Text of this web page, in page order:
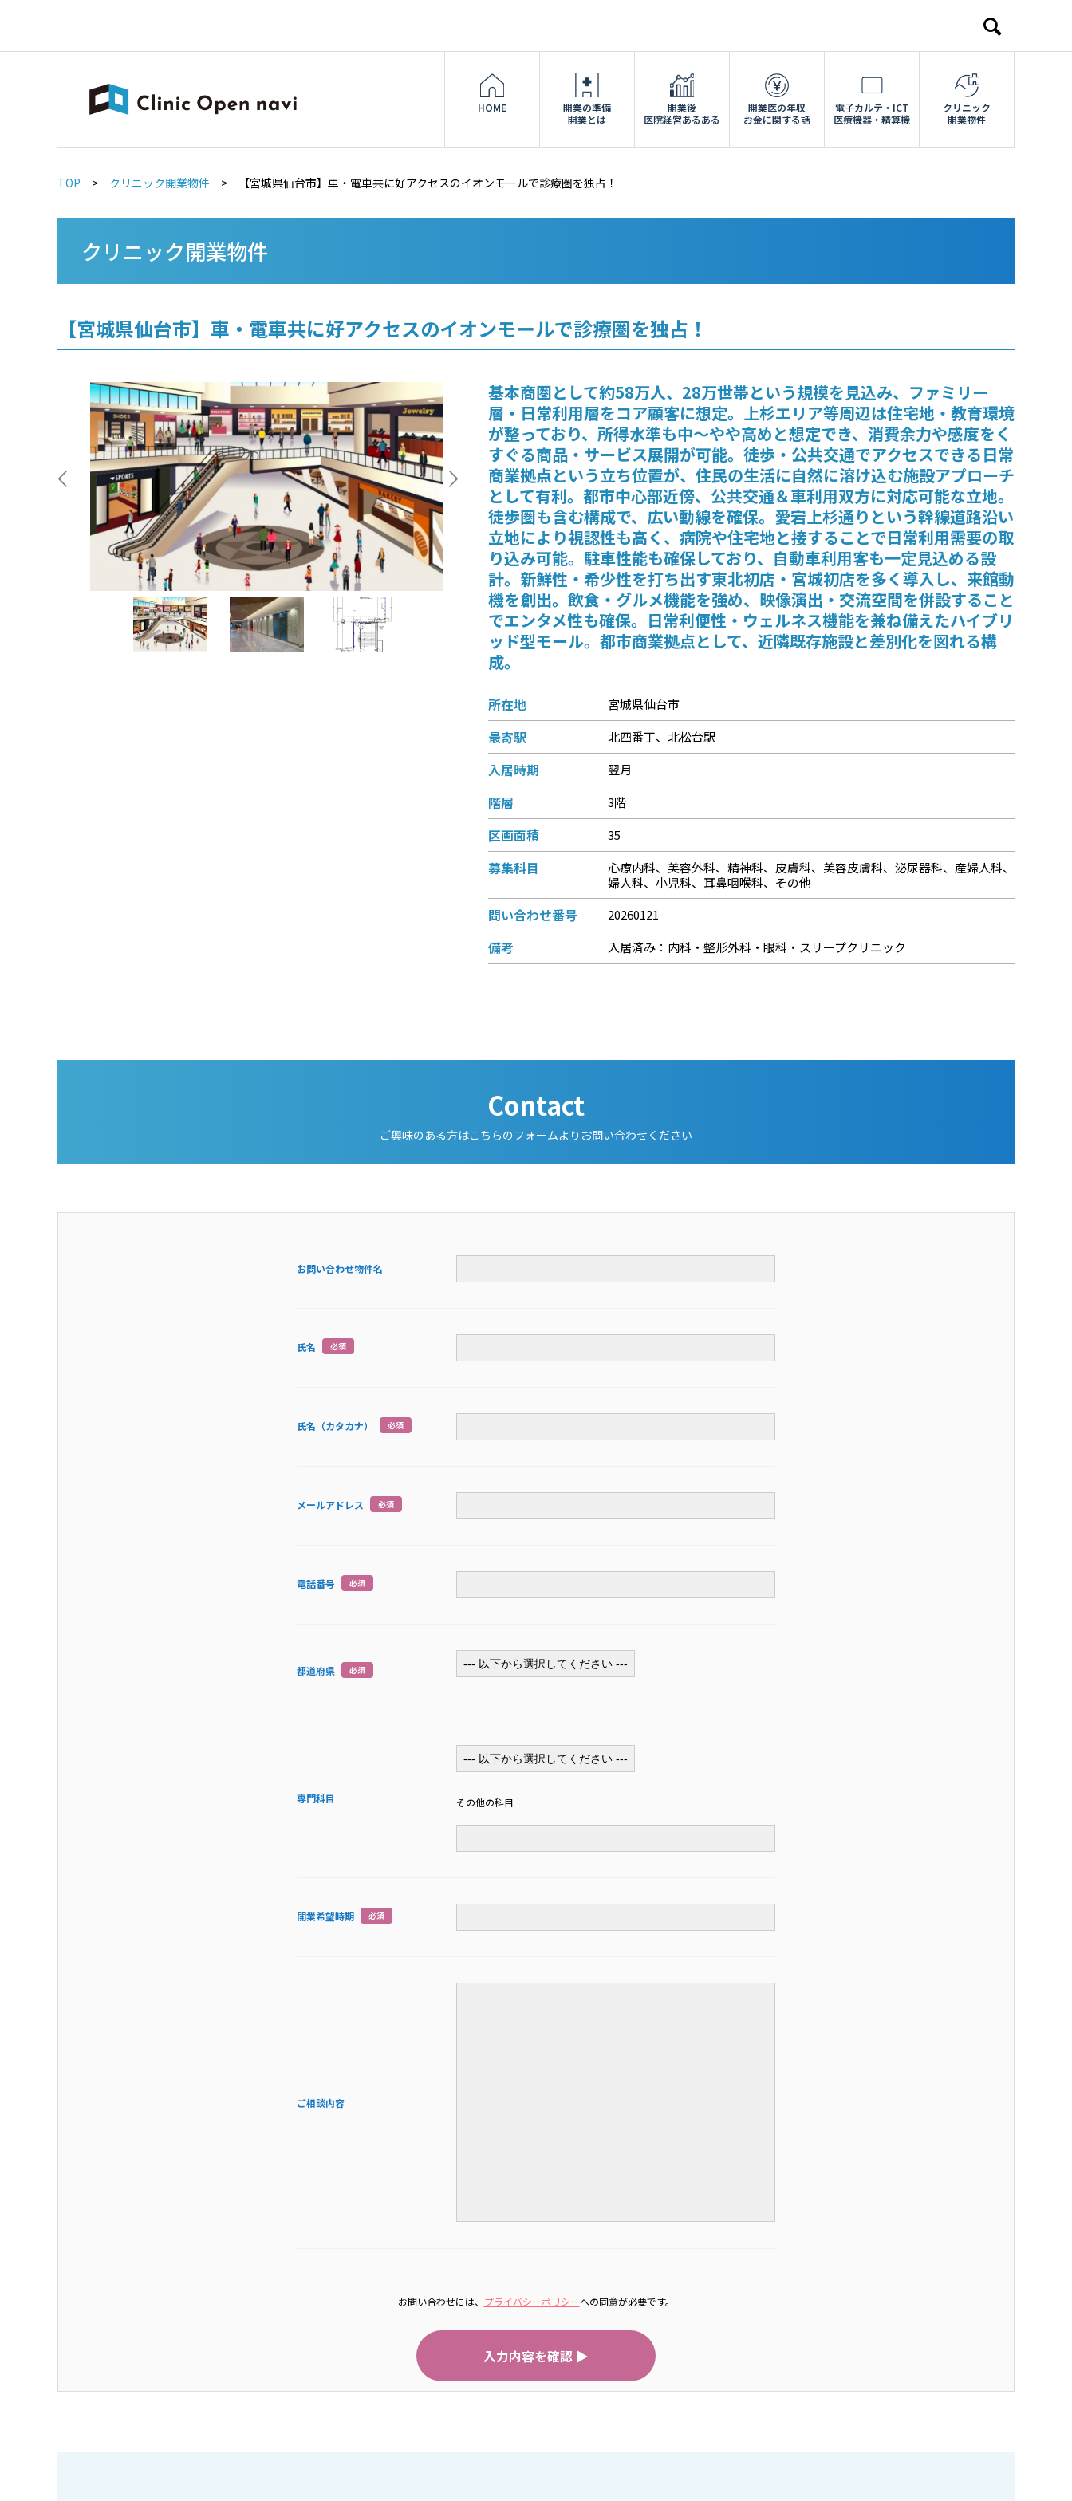
HOME
開業の準備
開業とは
開業後
医院経営あるある
開業医の年収
お金に関する話
電子カルテ・ICT
医療機器・精算機
クリニック
開業物件
TOP > クリニック開業物件 > 【宮城県仙台市】車・電車共に好アクセスのイオンモールで診療圏を独占！
クリニック開業物件
【宮城県仙台市】車・電車共に好アクセスのイオンモールで診療圏を独占！
基本商圏として約58万人、28万世帯という規模を見込み、ファミリー
層・日常利用層をコア顧客に想定。上杉エリア等周辺は住宅地・教育環境
が整っており、所得水準も中〜やや高めと想定でき、消費余力や感度をく
すぐる商品・サービス展開が可能。徒歩・公共交通でアクセスできる日常
商業拠点という立ち位置が、住民の生活に自然に溶け込む施設アプローチ
として有利。都市中心部近傍、公共交通＆車利用双方に対応可能な立地。
徒歩圏も含む構成で、広い動線を確保。愛宕上杉通りという幹線道路沿い
立地により視認性も高く、病院や住宅地と接することで日常利用需要の取
り込み可能。駐車性能も確保しており、自動車利用客も一定見込める設
計。新鮮性・希少性を打ち出す東北初店・宮城初店を多く導入し、来館動
機を創出。飲食・グルメ機能を強め、映像演出・交流空間を併設すること
でエンタメ性も確保。日常利便性・ウェルネス機能を兼ね備えたハイブリ
ッド型モール。都市商業拠点として、近隣既存施設と差別化を図れる構
成。
所在地 宮城県仙台市
最寄駅 北四番丁、北松台駅
入居時期 翌月
階層 3階
区画面積 35
募集科目
心療内科、美容外科、精神科、皮膚科、美容皮膚科、泌尿器科、産婦人科、
婦人科、小児科、耳鼻咽喉科、その他
問い合わせ番号 20260121
備考 入居済み：内科・整形外科・眼科・スリープクリニック
Contact
ご興味のある方はこちらのフォームより お問い合わせください
お問い合わせ物件名
氏名 必須
氏名（カタカナ） 必須
メールアドレス 必須
電話番号 必須
都道府県 必須
専門科目 その他の科目
開業希望時期 必須
ご相談内容
お問い合わせには、 プライバシーポリシーへの同意が必要です。